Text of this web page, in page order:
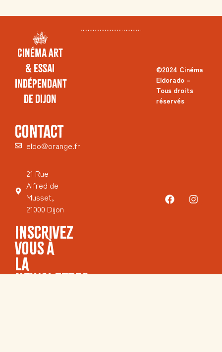
Cinéma Art
& Essai
Indépendant
de Dijon
CONTACT
eldo@orange.fr
21 Rue
Alfred de
Musset,
21000 Dijon
INSCRIVEZ
VOUS À
LA
NEWSLETTER
©2024 Cinéma
Eldorado –
Tous droits
réservés